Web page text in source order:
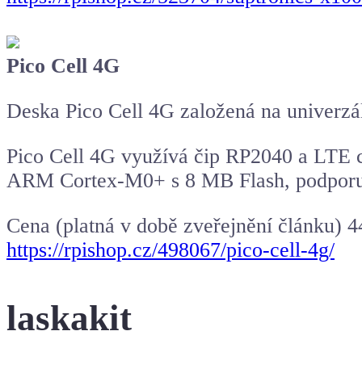
Pico Cell 4G
Deska Pico Cell 4G založená na
Pico Cell 4G využívá čip RP2040 a
ARM Cortex-M0+ s 8 MB Flash,
Cena (platná v době zveřejnění článku)
https://rpishop.cz/498067/pico-cell-4g/
laskakit